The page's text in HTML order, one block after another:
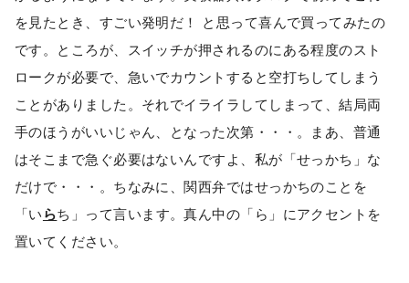
を見たとき、すごい発明だ！ と思って喜んで買ってみたの
です。ところが、スイッチが押されるのにある程度のスト
ロークが必要で、急いでカウントすると空打ちしてしまう
ことがありました。それでイライラしてしまって、結局両
手のほうがいいじゃん、となった次第・・・。まあ、普通
はそこまで急ぐ必要はないんですよ、私が「せっかち」な
だけで・・・。ちなみに、関西弁ではせっかちのことを
「い らち」って言います。真ん中の「ら」にアクセントを
置いてください。